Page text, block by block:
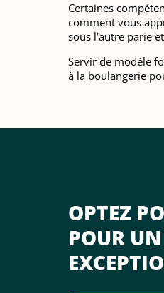
Certaines
comment vous
sous l’autre parie
Servir de modèle
à la boulangerie
OPTEZ
POUR UN